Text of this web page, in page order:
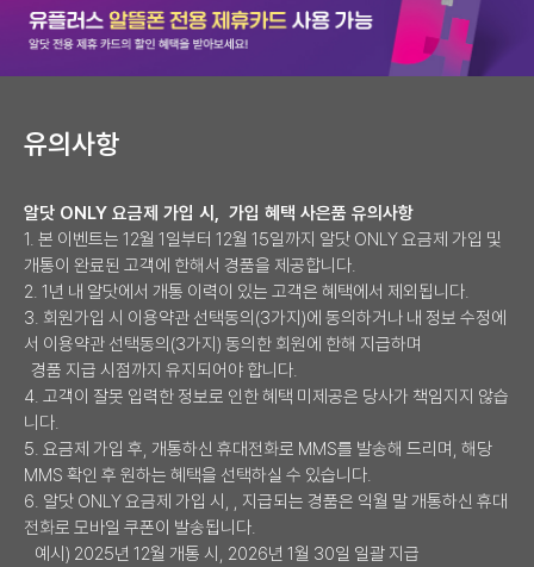
유의사항
알닷 ONLY 요금제 가입 시, 가입 혜택 사은품 유의사항
1. 본 이벤트는 12월 1일부터 12월 15일까지 알닷 ONLY 요금제 가입 및
개통이 완료된 고객에 한해서 경품을 제공합니다.
2. 1년 내 알닷에서 개통 이력이 있는 고객은 혜택에서 제외됩니다.
3. 회원가입 시 이용약관 선택동의(3가지)에 동의하거나 내 정보 수정에
서 이용약관 선택동의(3가지) 동의한 회원에 한해 지급하며
경품 지급 시점까지 유지되어야 합니다.
4. 고객이 잘못 입력한 정보로 인한 혜택 미제공은 당사가 책임지지 않습
니다.
5. 요금제 가입 후, 개통하신 휴대전화로 MMS를 발송해 드리며, 해당
MMS 확인 후 원하는 혜택을 선택하실 수 있습니다.
6. 알닷 ONLY 요금제 가입 시, , 지급되는 경품은 익월 말 개통하신 휴대
전화로 모바일 쿠폰이 발송됩니다.
예시) 2025년 12월 개통 시, 2026년 1월 30일 일괄 지급